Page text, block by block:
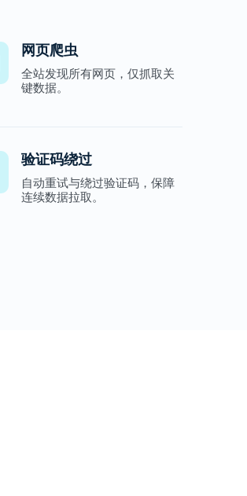
网页爬虫
全站发现所有网页，仅抓取关
键数据。
验证码绕过
自动重试与绕过验证码，保障
连续数据拉取。